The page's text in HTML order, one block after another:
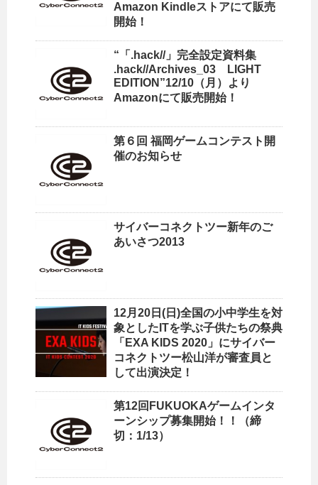
Amazon Kindleストアにて販売
開始！
“「.hack//」完全設定資料集
.hack//Archives_03 LIGHT
EDITION”12/10（月）より
Amazonにて販売開始！
第６回 福岡ゲームコンテスト開
催のお知らせ
サイバーコネクトツー新年のご
あいさつ2013
12月20日(日)全国の小中学生を対
象としたITを学ぶ子供たちの祭典
「EXA KIDS 2020」にサイバー
コネクトツー松山洋が審査員と
して出演決定！
第12回FUKUOKAゲームインタ
ーンシップ募集開始！！（締
切：1/13）